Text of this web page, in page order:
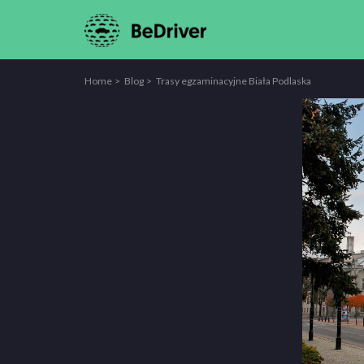
Home Blog Trasy egzaminacyjne Biała Podlaska